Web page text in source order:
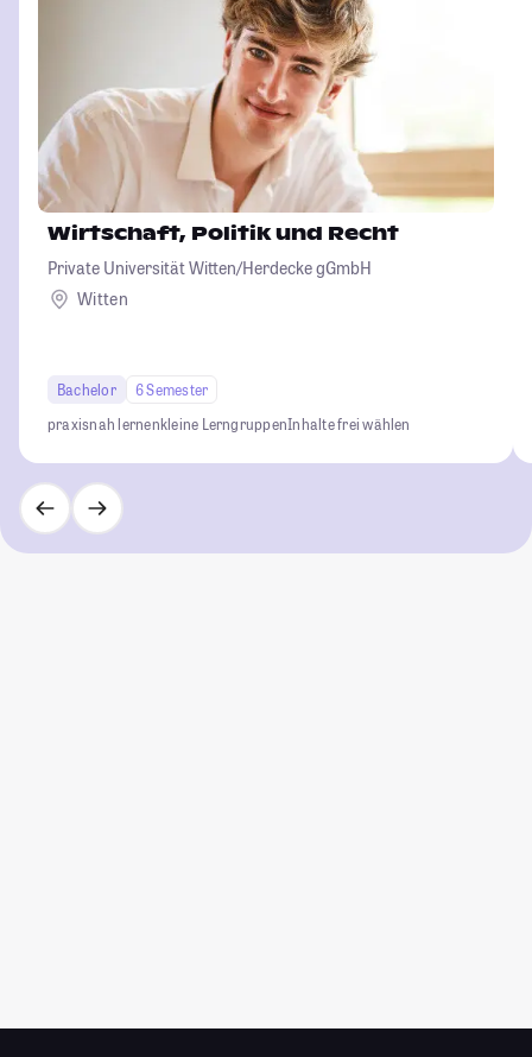
Wirtschaft, Politik und Recht
Private Universität Witten/Herdecke gGmbH
Witten
Bachelor
6 Semester
praxisnah lernenkleine LerngruppenInhalte frei wählen